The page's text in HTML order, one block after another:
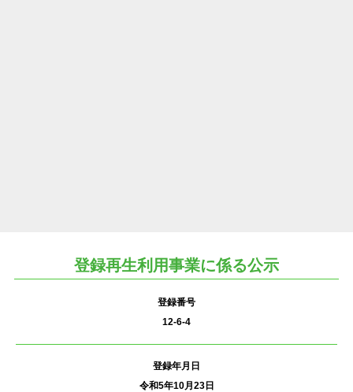
登録再生利用事業に係る公示
登録番号
12-6-4
登録年月日
令和5年10月23日